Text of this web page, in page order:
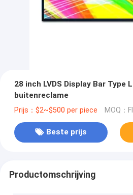
28 inch LVDS Display Bar Type
buitenreclame
Prijs：$2~$500 per piece MOQ：
Beste prijs
Productomschrijving